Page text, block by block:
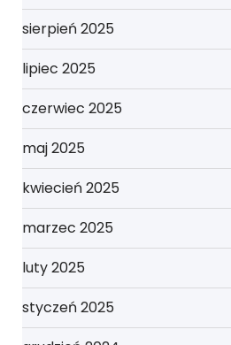
sierpień 2025
lipiec 2025
czerwiec 2025
maj 2025
kwiecień 2025
marzec 2025
luty 2025
styczeń 2025